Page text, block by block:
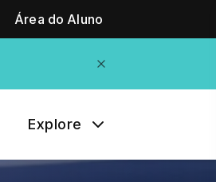
Área do Aluno
Explore